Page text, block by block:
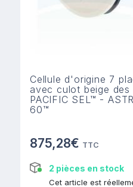
Cellule d'origine 7
avec culot beige
PACIFIC SEL™ -
60™
875,28€ TTC
2 pièces en stock
Cet article est